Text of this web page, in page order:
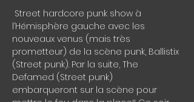
l’Hémisphère gauche avec les
nouveaux venus (mais très
prometteur) de la scène punk, Ballistix
(Street punk). Par la suite, The
Defamed (Street punk)
embarqueront sur la scène pour